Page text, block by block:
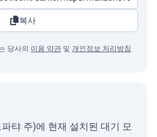
복사
당사의 이용 약관 및 개인정보 처리방침
탸 주)에 현재 설치된 대기 모